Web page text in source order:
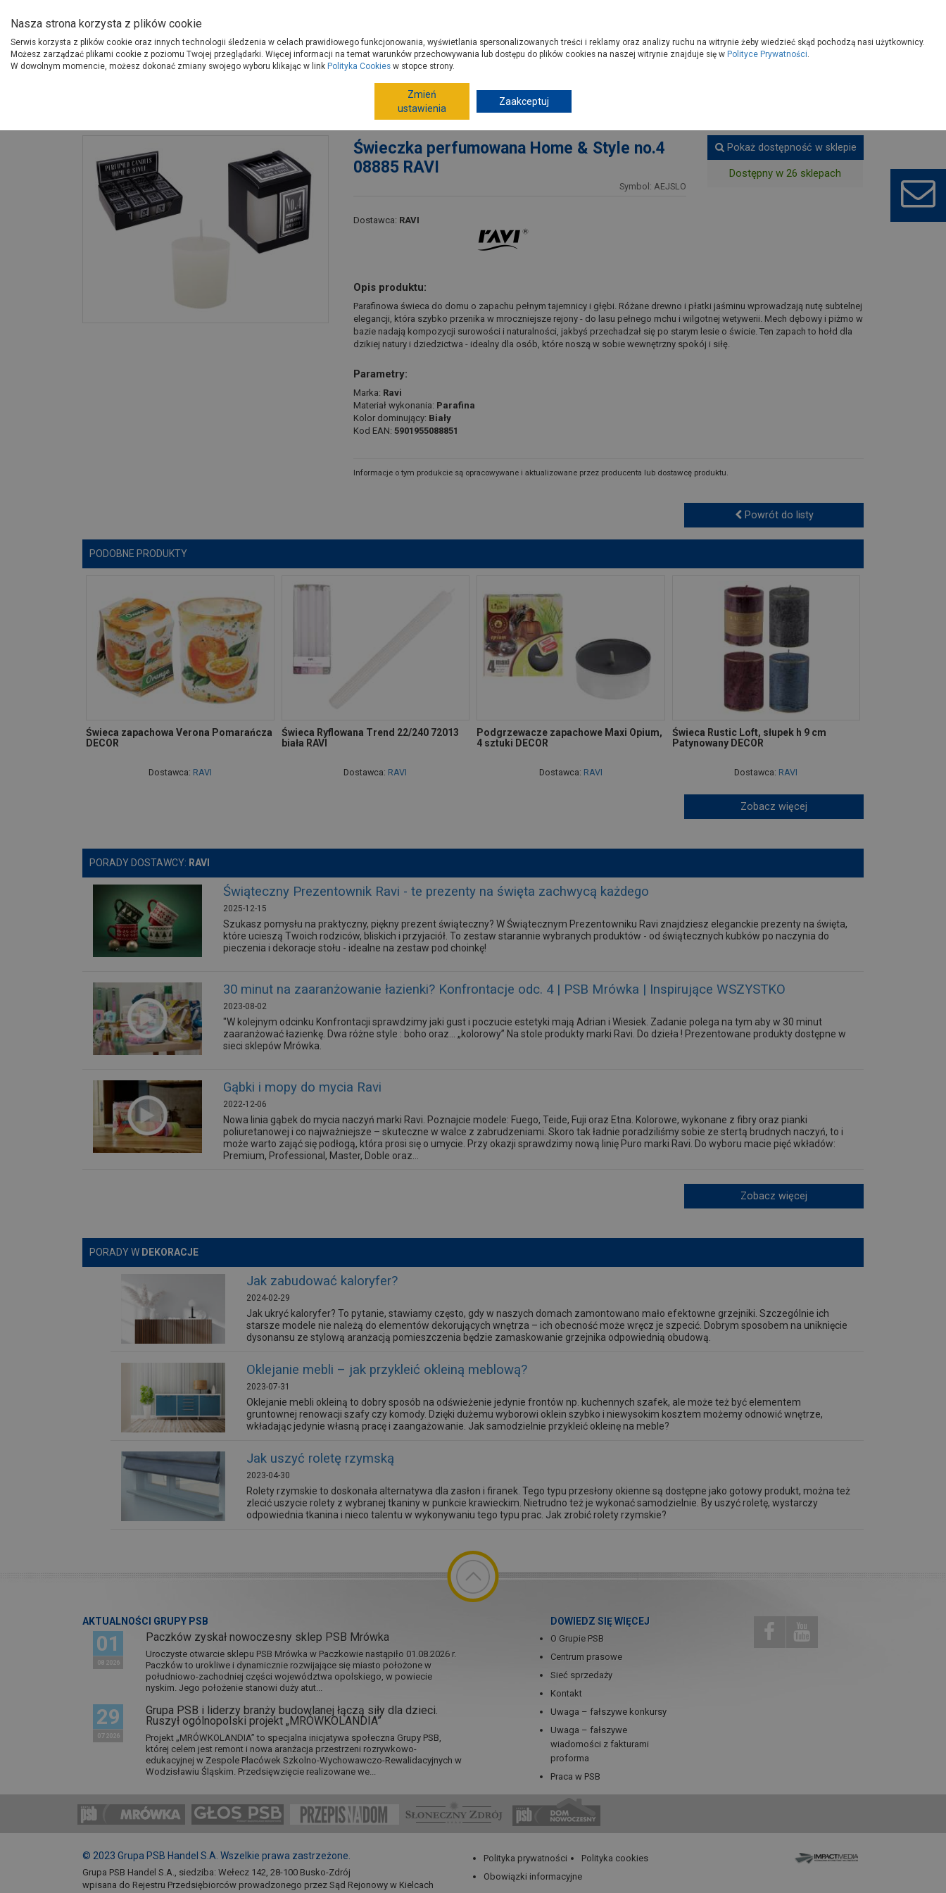
Produkty
O Grupie PSB
Gdzie kupisz Porady
Dekoracja wnętrz
Świeczka perfumowana Home & Style no.4
08885 RAVI
Symbol: AEJSLO
Dostawca: RAVI
Pokaż dostępność w sklepie
Dostępny w 26 sklepach
Opis produktu:
Parafinowa świeca do domu o zapachu pełnym tajemnicy i głębi. Różane drewno i płatki jaśminu wprowadzają nutę subtelnej
elegancji, która szybko przenika w mroczniejsze rejony - do lasu pełnego mchu i wilgotnej wetywerii. Mech dębowy i piżmo w
bazie nadają kompozycji surowości i naturalności, jakbyś przechadzał się po starym lesie o świcie. Ten zapach to hołd dla
dzikiej natury i dziedzictwa - idealny dla osób, które noszą w sobie wewnętrzny spokój i siłę.
Parametry:
Marka: Ravi
Materiał wykonania: Parafina
Kolor dominujący: Biały
Kod EAN: 5901955088851
Informacje o tym produkcie są opracowywane i aktualizowane przez producenta lub dostawcę produktu.
Powrót do listy
PODOBNE PRODUKTY
Świeca zapachowa Verona Pomarańcza
DECOR
Dostawca: RAVI
Świeca Ryflowana Trend 22/240 72013
biała RAVI
Dostawca: RAVI
Podgrzewacze zapachowe Maxi Opium,
4 sztuki DECOR
Dostawca: RAVI
Świeca Rustic Loft, słupek h 9 cm
Patynowany DECOR
Dostawca: RAVI
Zobacz więcej
PORADY DOSTAWCY: RAVI
Świąteczny Prezentownik Ravi - te prezenty na święta zachwycą każdego
2025-12-15
Szukasz pomysłu na praktyczny, piękny prezent świąteczny? W Świątecznym Prezentowniku Ravi znajdziesz eleganckie prezenty na święta,
które ucieszą Twoich rodziców, bliskich i przyjaciół. To zestaw starannie wybranych produktów - od świątecznych kubków po naczynia do
pieczenia i dekoracje stołu - idealne na zestaw pod choinkę!
30 minut na zaaranżowanie łazienki? Konfrontacje odc. 4 | PSB Mrówka | Inspirujące WSZYSTKO
2023-08-02
"W kolejnym odcinku Konfrontacji sprawdzimy jaki gust i poczucie estetyki mają Adrian i Wiesiek. Zadanie polega na tym aby w 30 minut
zaaranżować łazienkę. Dwa różne style : boho oraz... „kolorowy” Na stole produkty marki Ravi. Do dzieła ! Prezentowane produkty dostępne w
sieci sklepów Mrówka.
Gąbki i mopy do mycia Ravi
2022-12-06
Nowa linia gąbek do mycia naczyń marki Ravi. Poznajcie modele: Fuego, Teide, Fuji oraz Etna. Kolorowe, wykonane z fibry oraz pianki
poliuretanowej i co najważniejsze – skuteczne w walce z zabrudzeniami. Skoro tak ładnie poradziliśmy sobie ze stertą brudnych naczyń, to i
może warto zająć się podłogą, która prosi się o umycie. Przy okazji sprawdzimy nową linię Puro marki Ravi. Do wyboru macie pięć wkładów:
Premium, Professional, Master, Doble oraz...
Zobacz więcej
PORADY W DEKORACJE
Jak zabudować kaloryfer?
2024-02-29
Jak ukryć kaloryfer? To pytanie, stawiamy często, gdy w naszych domach zamontowano mało efektowne grzejniki. Szczególnie ich
starsze modele nie należą do elementów dekorujących wnętrza – ich obecność może wręcz je szpecić. Dobrym sposobem na uniknięcie
dysonansu ze stylową aranżacją pomieszczenia będzie zamaskowanie grzejnika odpowiednią obudową.
Oklejanie mebli – jak przykleić okleiną meblową?
2023-07-31
Oklejanie mebli okleiną to dobry sposób na odświeżenie jedynie frontów np. kuchennych szafek, ale może też być elementem
gruntownej renowacji szafy czy komody. Dzięki dużemu wyborowi oklein szybko i niewysokim kosztem możemy odnowić wnętrze,
wkładając jedynie własną pracę i zaangażowanie. Jak samodzielnie przykleić okleinę na meble?
Jak uszyć roletę rzymską
2023-04-30
Rolety rzymskie to doskonała alternatywa dla zasłon i firanek. Tego typu przesłony okienne są dostępne jako gotowy produkt, można też
zlecić uszycie rolety z wybranej tkaniny w punkcie krawieckim. Nietrudno też je wykonać samodzielnie. By uszyć roletę, wystarczy
odpowiednia tkanina i nieco talentu w wykonywaniu tego typu prac. Jak zrobić rolety rzymskie?
AKTUALNOŚCI GRUPY PSB
01
08 2026
Paczków zyskał nowoczesny sklep PSB Mrówka
Uroczyste otwarcie sklepu PSB Mrówka w Paczkowie nastąpiło 01.08.2026 r.
Paczków to urokliwe i dynamicznie rozwijające się miasto położone w
południowo-zachodniej części województwa opolskiego, w powiecie
nyskim. Jego położenie stanowi duży atut...
29
07 2026
Grupa PSB i liderzy branży budowlanej łączą siły dla dzieci.
Ruszył ogólnopolski projekt „MRÓWKOLANDIA”
Projekt „MRÓWKOLANDIA” to specjalna inicjatywa społeczna Grupy PSB,
której celem jest remont i nowa aranżacja przestrzeni rozrywkowo-
edukacyjnej w Zespole Placówek Szkolno-Wychowawczo-Rewalidacyjnych w
Wodzisławiu Śląskim. Przedsięwzięcie realizowane we...
DOWIEDZ SIĘ WIĘCEJ
O Grupie PSB
Centrum prasowe
Sieć sprzedaży
Kontakt
Uwaga – fałszywe konkursy
Uwaga – fałszywe
wiadomości z fakturami
proforma
Praca w PSB
© 2023 Grupa PSB Handel S.A. Wszelkie prawa zastrzeżone.
Grupa PSB Handel S.A., siedziba: Wełecz 142, 28-100 Busko-Zdrój
wpisana do Rejestru Przedsiębiorców prowadzonego przez Sąd Rejonowy w Kielcach
Polityka prywatności
Polityka cookies
Obowiązki informacyjne
Nasza strona korzysta z plików cookie
Serwis korzysta z plików cookie oraz innych technologii śledzenia w celach prawidłowego funkcjonowania, wyświetlania spersonalizowanych treści i reklamy oraz analizy ruchu na witrynie żeby wiedzieć skąd pochodzą nasi użytkownicy.
Możesz zarządzać plikami cookie z poziomu Twojej przeglądarki. Więcej informacji na temat warunków przechowywania lub dostępu do plików cookies na naszej witrynie znajduje się w Polityce Prywatności.
W dowolnym momencie, możesz dokonać zmiany swojego wyboru klikając w link Polityka Cookies w stopce strony.
Zmień
ustawienia
Zaakceptuj